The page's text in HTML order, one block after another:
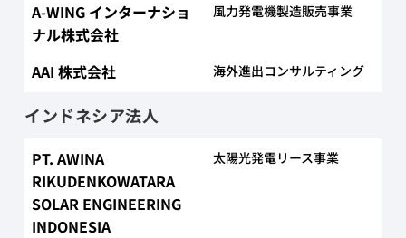
A-WING インターナショ
ナル株式会社
風力発電機製造販売事業
AAI 株式会社 海外進出コンサルティング
インドネシア法人
PT. AWINA
RIKUDENKOWATARA
SOLAR ENGINEERING
INDONESIA
太陽光発電リース事業